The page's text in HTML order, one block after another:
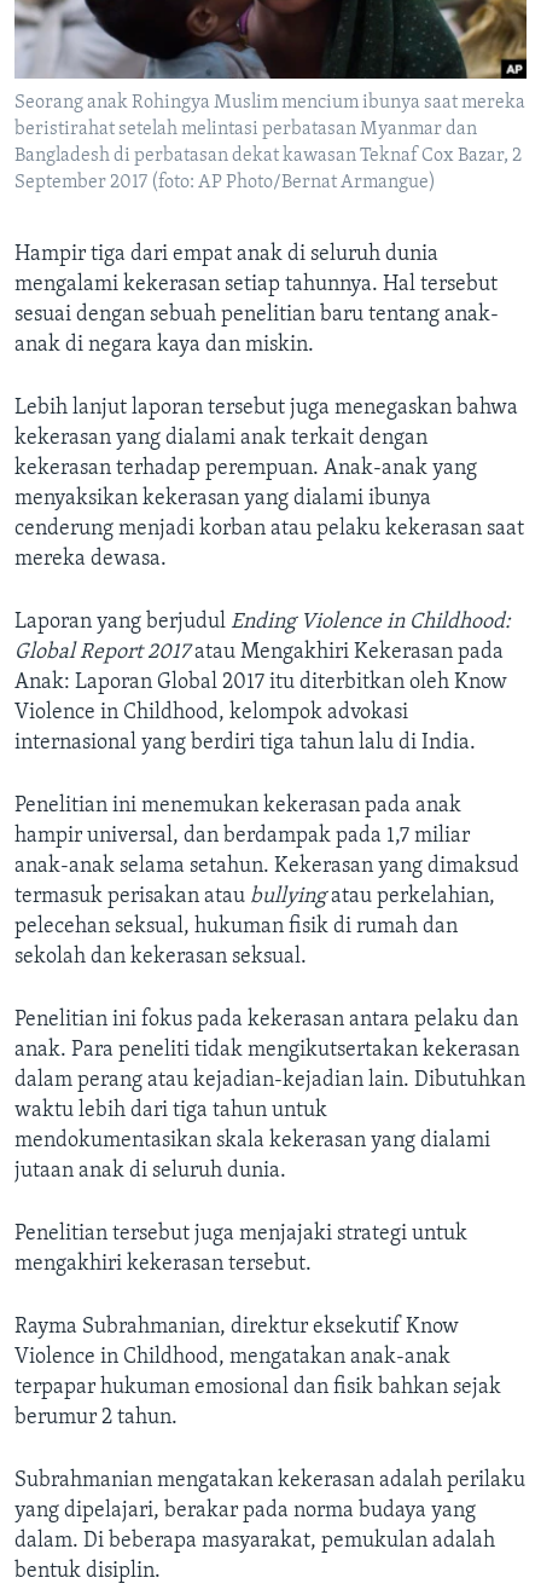
Seorang anak Rohingya Muslim mencium ibunya saat mereka
beristirahat setelah melintasi perbatasan Myanmar dan
Bangladesh di perbatasan dekat kawasan Teknaf Cox Bazar, 2
September 2017 (foto: AP Photo/Bernat Armangue)
Hampir tiga dari empat anak di seluruh dunia
mengalami kekerasan setiap tahunnya. Hal tersebut
sesuai dengan sebuah penelitian baru tentang anak-
anak di negara kaya dan miskin.
Lebih lanjut laporan tersebut juga menegaskan bahwa
kekerasan yang dialami anak terkait dengan
kekerasan terhadap perempuan. Anak-anak yang
menyaksikan kekerasan yang dialami ibunya
cenderung menjadi korban atau pelaku kekerasan saat
mereka dewasa.
Laporan yang berjudul Ending Violence in Childhood:
Global Report 2017atau Mengakhiri Kekerasan pada
Anak: Laporan Global 2017 itu diterbitkan oleh Know
Violence in Childhood, kelompok advokasi
internasional yang berdiri tiga tahun lalu di India.
Penelitian ini menemukan kekerasan pada anak
hampir universal, dan berdampak pada 1,7 miliar
anak-anak selama setahun. Kekerasan yang dimaksud
termasuk perisakan atau bullyingatau perkelahian,
pelecehan seksual, hukuman fisik di rumah dan
sekolah dan kekerasan seksual.
Penelitian ini fokus pada kekerasan antara pelaku dan
anak. Para peneliti tidak mengikutsertakan kekerasan
dalam perang atau kejadian-kejadian lain. Dibutuhkan
waktu lebih dari tiga tahun untuk
mendokumentasikan skala kekerasan yang dialami
jutaan anak di seluruh dunia.
Penelitian tersebut juga menjajaki strategi untuk
mengakhiri kekerasan tersebut.
Rayma Subrahmanian, direktur eksekutif Know
Violence in Childhood, mengatakan anak-anak
terpapar hukuman emosional dan fisik bahkan sejak
berumur 2 tahun.
Subrahmanian mengatakan kekerasan adalah perilaku
yang dipelajari, berakar pada norma budaya yang
dalam. Di beberapa masyarakat, pemukulan adalah
bentuk disiplin.